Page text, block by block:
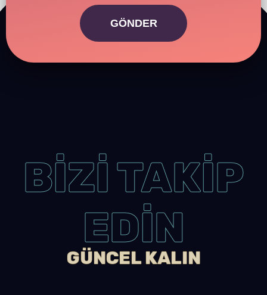
GÖNDER
BİZİ TAKİP
EDİN
GÜNCEL KALIN